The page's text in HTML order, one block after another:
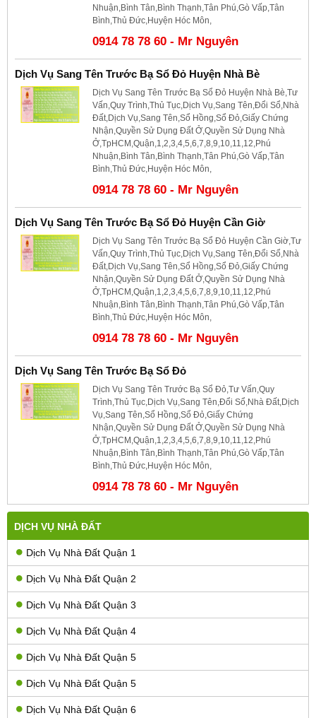
DỊCH VỤ NHÀ ĐẤT
Dịch Vụ Nhà Đất Quận 1
Dịch Vụ Nhà Đất Quận 2
Dịch Vụ Nhà Đất Quận 3
Dịch Vụ Nhà Đất Quận 4
Dịch Vụ Nhà Đất Quận 5
Dịch Vụ Nhà Đất Quận 5
Dịch Vụ Nhà Đất Quận 6
Nhuận,Bình Tân,Bình Thạnh,Tân Phú,Gò Vấp,Tân
Bình,Thủ Đức,Huyện Hóc Môn,
0914 78 78 60 - Mr Nguyên
Dịch Vụ Sang Tên Trước Bạ Sổ Đỏ Huyện Nhà Bè
Dịch Vụ Sang Tên Trước Bạ Sổ Đỏ Huyện Nhà Bè,Tư
Vấn,Quy Trình,Thủ Tục,Dịch Vụ,Sang Tên,Đổi Sổ,Nhà
Đất,Dịch Vụ,Sang Tên,Sổ Hồng,Sổ Đỏ,Giấy Chứng
Nhận,Quyền Sử Dụng Đất Ở,Quyền Sử Dụng Nhà
Ở,TpHCM,Quận,1,2,3,4,5,6,7,8,9,10,11,12,Phú
Nhuận,Bình Tân,Bình Thạnh,Tân Phú,Gò Vấp,Tân
Bình,Thủ Đức,Huyện Hóc Môn,
0914 78 78 60 - Mr Nguyên
Dịch Vụ Sang Tên Trước Bạ Sổ Đỏ Huyện Cần Giờ
Dịch Vụ Sang Tên Trước Bạ Sổ Đỏ Huyện Cần Giờ,Tư
Vấn,Quy Trình,Thủ Tục,Dịch Vụ,Sang Tên,Đổi Sổ,Nhà
Đất,Dịch Vụ,Sang Tên,Sổ Hồng,Sổ Đỏ,Giấy Chứng
Nhận,Quyền Sử Dụng Đất Ở,Quyền Sử Dụng Nhà
Ở,TpHCM,Quận,1,2,3,4,5,6,7,8,9,10,11,12,Phú
Nhuận,Bình Tân,Bình Thạnh,Tân Phú,Gò Vấp,Tân
Bình,Thủ Đức,Huyện Hóc Môn,
0914 78 78 60 - Mr Nguyên
Dịch Vụ Sang Tên Trước Bạ Sổ Đỏ
Dịch Vụ Sang Tên Trước Bạ Sổ Đỏ,Tư Vấn,Quy
Trình,Thủ Tục,Dịch Vụ,Sang Tên,Đổi Sổ,Nhà Đất,Dịch
Vụ,Sang Tên,Sổ Hồng,Sổ Đỏ,Giấy Chứng
Nhận,Quyền Sử Dụng Đất Ở,Quyền Sử Dụng Nhà
Ở,TpHCM,Quận,1,2,3,4,5,6,7,8,9,10,11,12,Phú
Nhuận,Bình Tân,Bình Thạnh,Tân Phú,Gò Vấp,Tân
Bình,Thủ Đức,Huyện Hóc Môn,
0914 78 78 60 - Mr Nguyên